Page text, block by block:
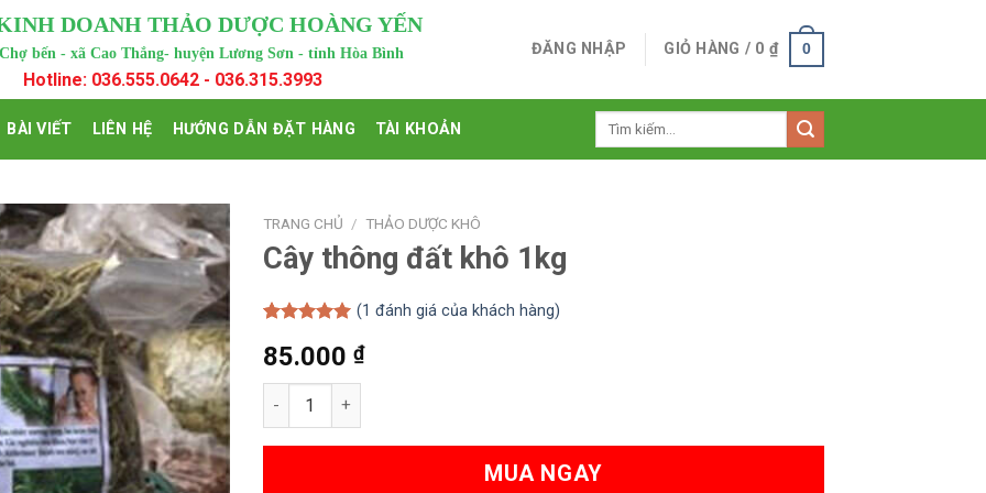
DOANH THẢO DƯỢC HOÀNG YẾN
bến - xã Cao Thắng- huyện Lương Sơn - tỉnh Hòa Bình
Hotline: 036.555.0642 - 036.315.3993
ĐĂNG NHẬP GIỎ HÀNG / 0₫ 0
BÀI VIẾT LIÊN HỆ HƯỚNG DẪN ĐẶT HÀNG TÀI KHOẢN
Tìm
TRANG CHỦ / THẢO DƯỢC KHÔ
Cây thông đất khô 1kg
dựa trên
(1 đánh giá của khách hàng)
85.000 ₫
Cây thông đất khô 1kg số lượng
MUA NGAY